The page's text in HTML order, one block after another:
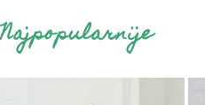
Najpopularnije